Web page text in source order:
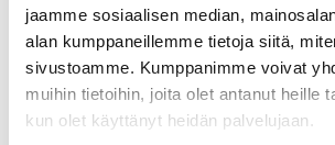
jaamme sosiaalisen median,
alan kumppaneillemme tietoja siitä,
sivustoamme. Kumppanimme voivat
muihin tietoihin, joita olet antanut heille
kun olet käyttänyt heidän palvelujaan.
Keskustan huoltotunnelin
Länsisataman tunneliin. Lue
seudun kauppakamarin selvitys
Lue selvitys tästä